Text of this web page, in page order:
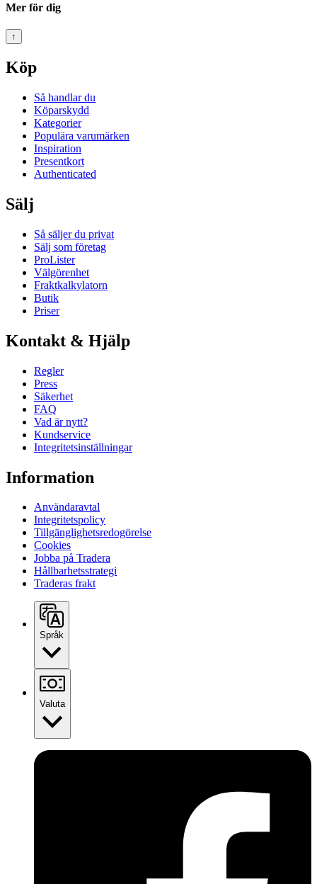
Mer för dig
↑
Köp
Så handlar du
Köparskydd
Kategorier
Populära varumärken
Inspiration
Presentkort
Authenticated
Sälj
Så säljer du privat
Sälj som företag
ProLister
Välgörenhet
Fraktkalkylatorn
Butik
Priser
Kontakt & Hjälp
Regler
Press
Säkerhet
FAQ
Vad är nytt?
Kundservice
Integritetsinställningar
Information
Användaravtal
Integritetspolicy
Tillgänglighetsredogörelse
Cookies
Jobba på Tradera
Hållbarhetsstrategi
Traderas frakt
Språk
Valuta